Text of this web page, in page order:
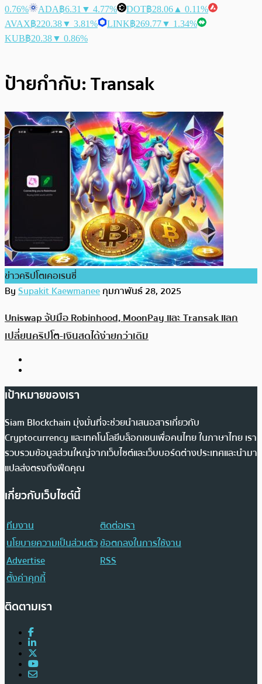
0.76%
ADA฿6.31 ▼ 4.77% DOT฿28.06 ▲ 0.11%
AVAX฿220.38▼ 3.81% LINK฿269.77▼ 1.34%
KUB฿20.38▼ 0.86%
ป้ายกำกับ:Transak
ข่าวคริปโตเคอเรนซี่
BySupakit Kaewmaneeกุมภาพันธ์ 28, 2025
Uniswap จับมือ Robinhood, MoonPay และ Transak แลก
เปลี่ยนคริปโต-เงินสดได้ง่ายกว่าเดิม
เป้าหมายของเรา
Siam Blockchain มุ่งมั่นที่จะช่วยนำเสนอสารเกี่ยวกับ
Cryptocurrency และเทคโนโลยีบล็อกเชนเพื่อคนไทย ในภาษาไทย เรา
รวบรวมข้อมูลส่วนใหญ่จากเว็บไซต์และเว็บบอร์ดต่างประเทศและนำมา
แปลส่งตรงถึงฟีดคุณ
เกี่ยวกับเว็บไซต์นี้
ทีมงาน
ติดต่อเรา
นโยบายความเป็นส่วนตัวข้อตกลงในการใช้งาน
Advertise
RSS
ตั้งค่าคุกกี้
ติดตามเรา